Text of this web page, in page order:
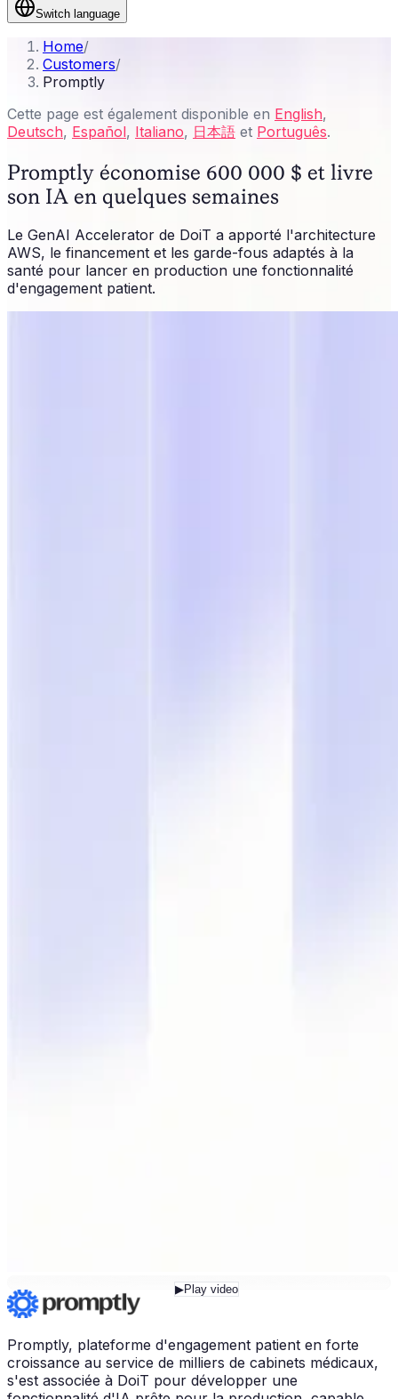
Switch language
Home/
Customers/
Promptly
Cette page est également disponible en English,
Deutsch, Español, Italiano, 日本語 et Português.
Promptly économise 600 000 $ et livre
son IA en quelques semaines
Le GenAI Accelerator de DoiT a apporté l'architecture
AWS, le financement et les garde-fous adaptés à la
santé pour lancer en production une fonctionnalité
d'engagement patient.
▶Play video
Promptly, plateforme d'engagement patient en forte
croissance au service de milliers de cabinets médicaux,
s'est associée à DoiT pour développer une